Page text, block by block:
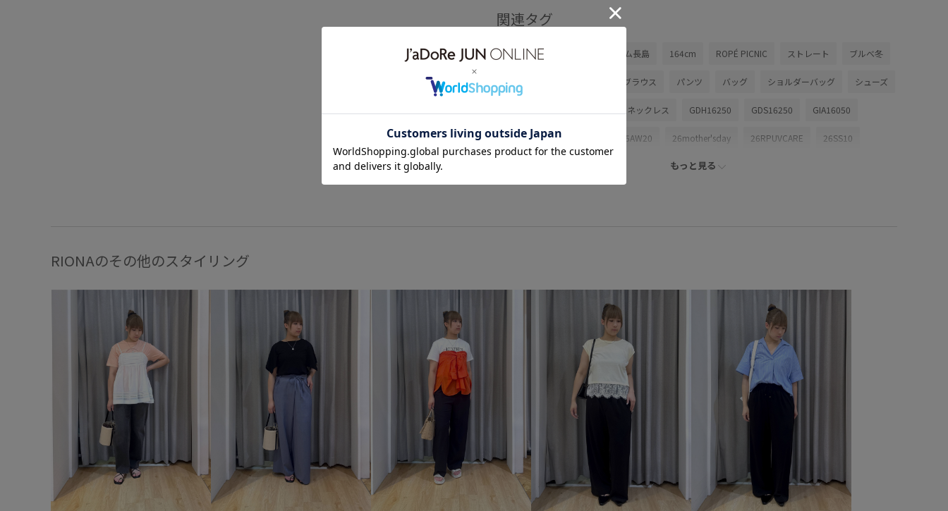
関連タグ
アウトレット ジャズドリーム長島 164cm ROPÉ PICNIC ストレート ブルべ冬
混合 シャツ/ブラウス パンツ バッグ ショルダーバッグ シューズ
ネックレス GDH16250 GDS16250 GIA16050
GIX16150 25AW20 26mother'sday 26RPUVCARE 26SS10
26SS20dp 26SSRPgoods
ストラップ ソックス
トラッド ナチュラル
ハリ感 バランスが良い パンプス
ヘルシー ベーシックカラー ポケット付き
ミニマル ロングスカート
ワイドパンツ ワンショルダー
合わせやすい 差し色 接触冷感 春先 秋口
肌馴染が良い 都会的 長く使える 長さ調節可能 長財布
もっと見る
RIONAのその他のスタイリング